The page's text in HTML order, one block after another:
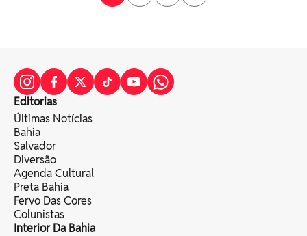
Editorias
Últimas Notícias
Bahia
Salvador
Diversão
Agenda Cultural
Preta Bahia
Fervo Das Cores
Colunistas
Interior Da Bahia